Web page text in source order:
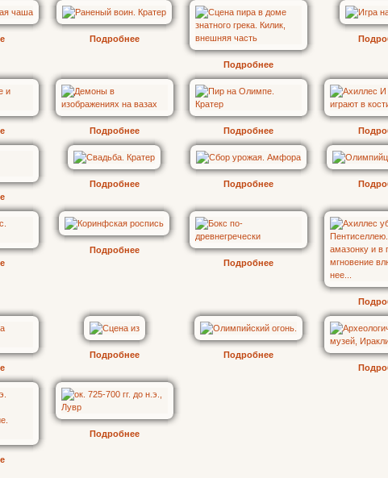
Подробнее
Подробнее
Подробнее Подробнее
Подробнее Подробнее
Подробнее
Подробнее
Подробнее
Подробнее
Подробнее